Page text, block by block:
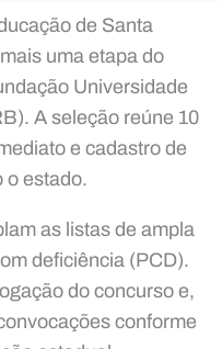
de Santa
uma etapa do
Universidade
A seleção reúne 10
e cadastro de
o estado.
as listas de ampla
deficiência (PCD).
do concurso e,
conforme